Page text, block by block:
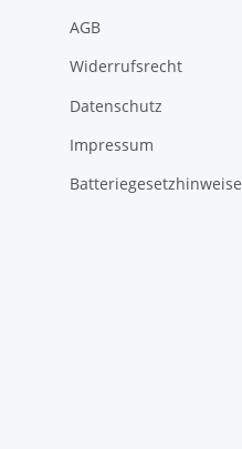
AGB
Widerrufsrecht
Datenschutz
Impressum
Batteriegesetzhinweise